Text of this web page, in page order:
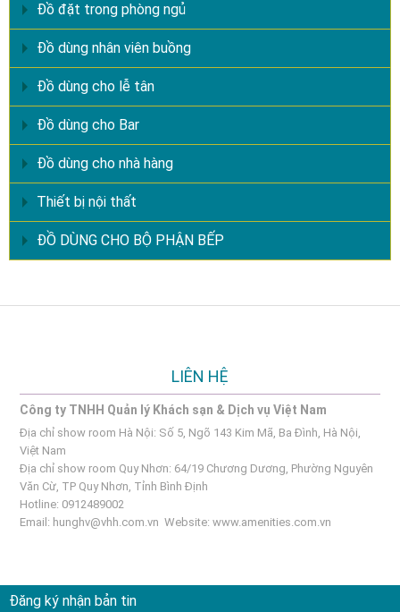
Đồ đặt trong phòng ngủ
Đồ dùng nhân viên buồng
Đồ dùng cho lễ tân
Đồ dùng cho Bar
Đồ dùng cho nhà hàng
Thiết bị nội thất
ĐỒ DÙNG CHO BỘ PHẬN BẾP
LIÊN HỆ
Công ty TNHH Quản lý Khách sạn & Dịch vụ Việt Nam
Địa chỉ show room Hà Nội: Số 5, Ngõ 143 Kim Mã, Ba Đình, Hà Nội,
Việt Nam
Địa chỉ show room Quy Nhơn: 64/19 Chương Dương, Phường Nguyên
Văn Cừ, TP Quy Nhơn, Tỉnh Bình Định
Hotline: 0912489002
Email: hunghv@vhh.com.vn Website:www.amenities.com.vn
Đăng ký nhận bản tin